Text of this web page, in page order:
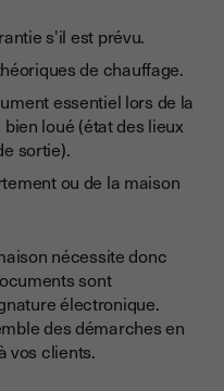
s'il est prévu.
de chauffage.
essentiel lors de la
loué (état des lieux
sortie).
ou de la maison
nécessite donc
sont
électronique.
des démarches en
vos clients.